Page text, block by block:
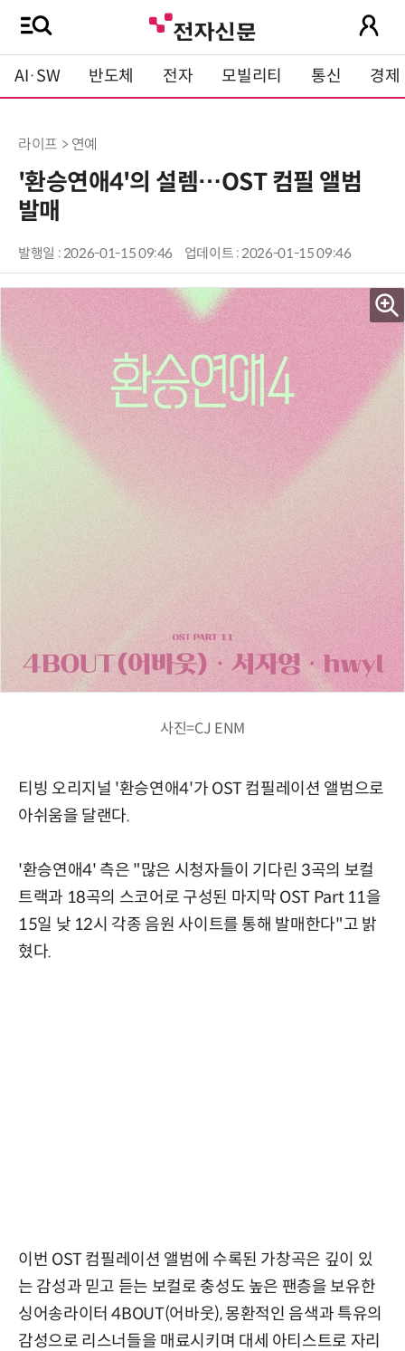
AI·SW 반도체 전자 모빌리티 통신 경제
라이프 > 연예
'환승연애4'의 설렘…OST 컴필 앨범
발매
발행일 : 2026-01-15 09:46 업데이트 : 2026-01-15 09:46
사진=CJ ENM
티빙 오리지널 '환승연애4'가 OST 컴필레이션 앨범으로
아쉬움을 달랜다.
'환승연애4' 측은 "많은 시청자들이 기다린 3곡의 보컬
트랙과 18곡의 스코어로 구성된 마지막 OST Part 11을
15일 낮 12시 각종 음원 사이트를 통해 발매한다"고 밝
혔다.
이번 OST 컴필레이션 앨범에 수록된 가창곡은 깊이 있
는 감성과 믿고 듣는 보컬로 충성도 높은 팬층을 보유한
싱어송라이터 4BOUT(어바웃), 몽환적인 음색과 특유의
감성으로 리스너들을 매료시키며 대세 아티스트로 자리